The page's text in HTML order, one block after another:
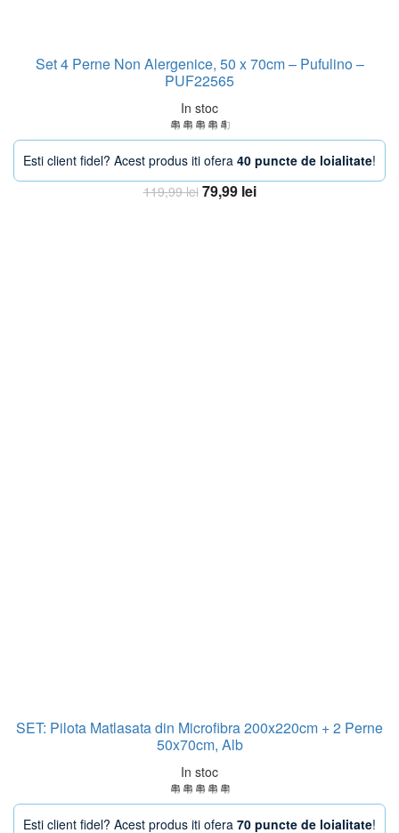
Set 4 Perne Non Alergenice, 50 x 70cm – Pufulino –
PUF22565
In stoc
Esti client fidel? Acest produs iti ofera 40 puncte de loialitate!
119,99lei Prețul
79,99 leiPrețul
SET: Pilota Matlasata din Microfibra 200x220cm + 2 Perne
50x70cm, Alb
In stoc
Esti client fidel? Acest produs iti ofera 70 puncte de loialitate!